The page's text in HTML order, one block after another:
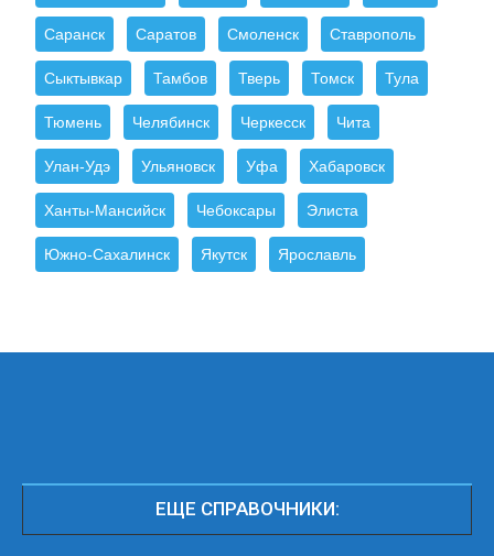
Саранск Саратов Смоленск Ставрополь
Сыктывкар Тамбов Тверь Томск Тула
Тюмень Челябинск Черкесск Чита
Улан-Удэ Ульяновск Уфа Хабаровск
Ханты-Мансийск Чебоксары Элиста
Южно-Сахалинск Якутск Ярославль
ЕЩЕ СПРАВОЧНИКИ: